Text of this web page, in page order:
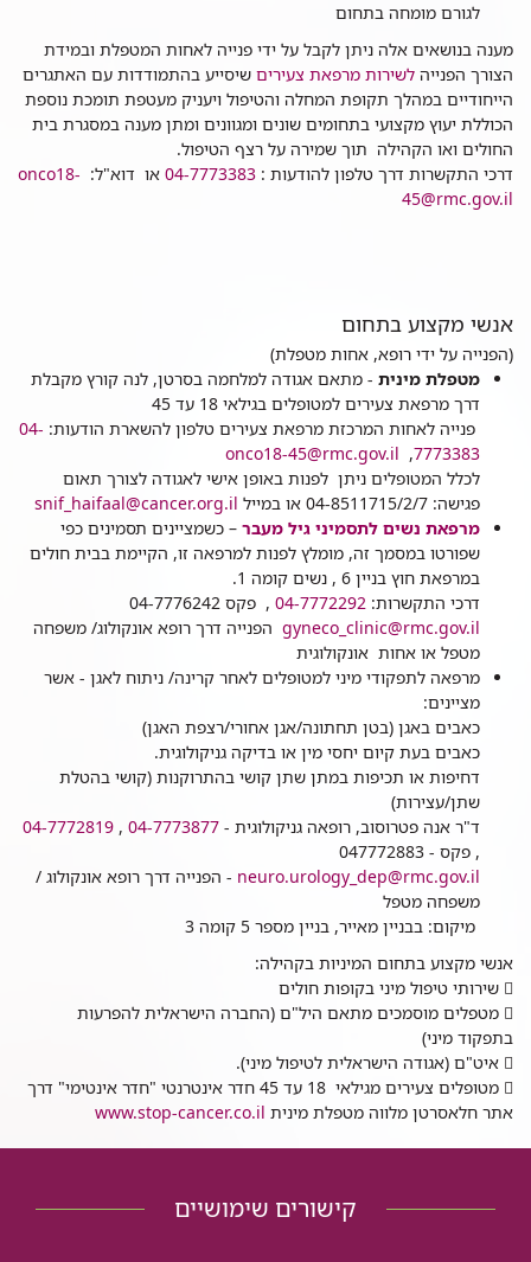
לגורם מומחה בתחום
מענה בנושאים אלה ניתן לקבל על ידי פנייה לאחות המטפלת ובמידת
הצורך הפנייה לשירות מרפאת צעירים שיסייע בהתמודדות עם האתגרים
הייחודיים במהלך תקופת המחלה והטיפול ויעניק מעטפת תומכת נוספת
הכוללת יעוץ מקצועי בתחומים שונים ומגוונים ומתן מענה במסגרת בית
החולים ואו הקהילה תוך שמירה על רצף הטיפול.
דרכי התקשרות דרך טלפון להודעות : 04-7773383 או דוא"ל: onco18-
45@rmc.gov.il
אנשי מקצוע בתחום
(הפנייה על ידי רופא, אחות מטפלת)
מטפלת מינית - מתאם אגודה למלחמה בסרטן, לנה קורץ מקבלת
דרך מרפאת צעירים למטופלים בגילאי 18 עד 45
פנייה לאחות המרכזת מרפאת צעירים טלפון להשארת הודעות: 04-
7773383
,
onco18-45@rmc.gov.il
לכלל המטופלים ניתן לפנות באופן אישי לאגודה לצורך תאום
פגישה: 04-8511715/2/7 או במייל
snif_haifaal@cancer.org.il
מרפאת נשים לתסמיני גיל מעבר – כשמציינים תסמינים כפי
שפורטו במסמך זה, מומלץ לפנות למרפאה זו, הקיימת בבית חולים
במרפאת חוץ בניין 6 , נשים קומה 1.
דרכי התקשרות: 04-7772292 , פקס 04-7776242
gyneco_clinic@rmc.gov.il הפנייה דרך רופא אונקולוג/ משפחה
מטפל או אחות אונקולוגית
מרפאה לתפקודי מיני למטופלים לאחר קרינה/ ניתוח לאגן - אשר
מציינים:
כאבים באגן (בטן תחתונה/אגן אחורי/רצפת האגן)
כאבים בעת קיום יחסי מין או בדיקה גניקולוגית.
דחיפות או תכיפות במתן שתן קושי בהתרוקנות (קושי בהטלת
שתן/עצירות)
ד"ר אנה פטרוסוב, רופאה גניקולוגית - 04-7773877
,
04-7772819
, פקס - 047772883
neuro.urology_dep@rmc.gov.il - הפנייה דרך רופא אונקולוג /
משפחה מטפל
מיקום: בבניין מאייר, בניין מספר 5 קומה 3
אנשי מקצוע בתחום המיניות בקהילה:
 שירותי טיפול מיני בקופות חולים
 מטפלים מוסמכים מתאם היל"ם (החברה הישראלית להפרעות
בתפקוד מיני)
 איט"ם (אגודה הישראלית לטיפול מיני).
 מטופלים צעירים מגילאי 18 עד 45 חדר אינטרנטי "חדר אינטימי" דרך
אתר חלאסרטן מלווה מטפלת מינית www.stop-cancer.co.il
קישורים שימושיים